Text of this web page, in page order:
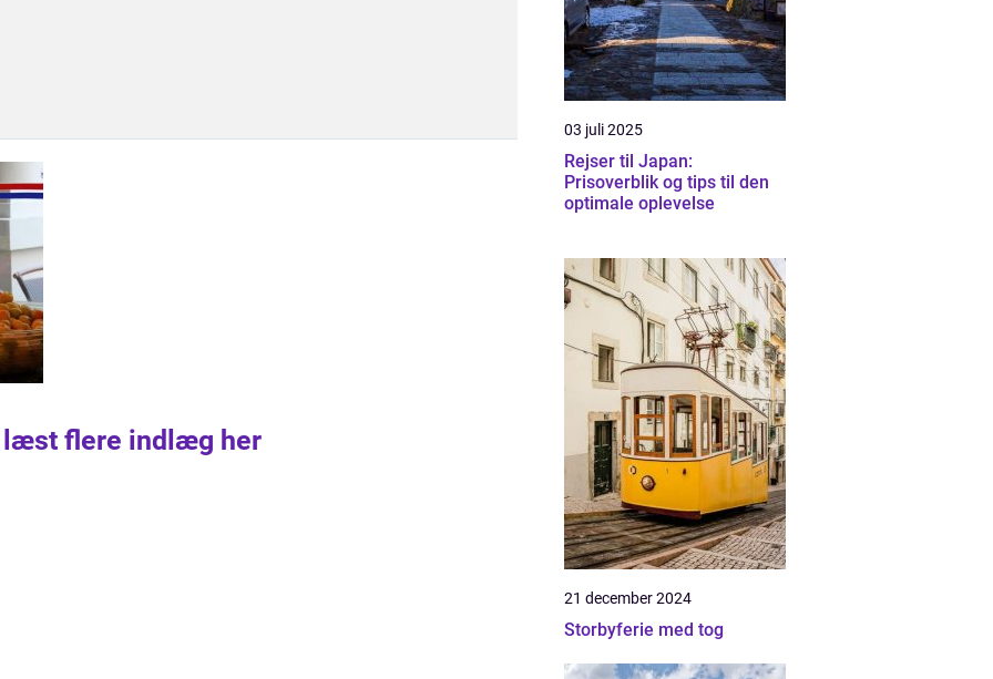
læst flere indlæg her
03 juli 2025
Rejser til Japan:
Prisoverblik og tips til den
optimale oplevelse
21 december 2024
Storbyferie med tog